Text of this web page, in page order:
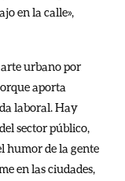
en la calle»,
arte urbano por
aporta
laboral. Hay
sector público,
humor de la gente
en las ciudades,